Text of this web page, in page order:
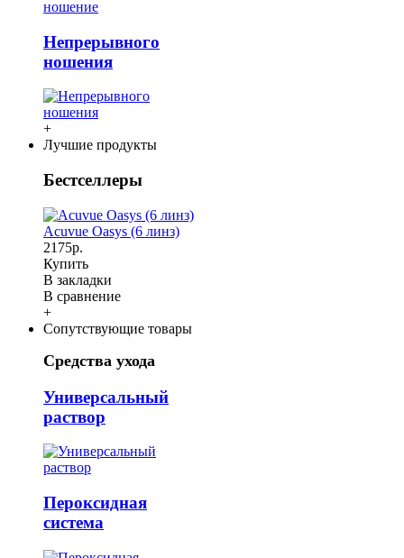
Непрерывного
ношения
+
Лучшие продукты
Бестселлеры
Acuvue Oasys (6 линз)
2175р.
Купить
В закладки
В сравнение
+
Сопутствующие товары
Средства ухода
Универсальный
раствор
Пероксидная
система